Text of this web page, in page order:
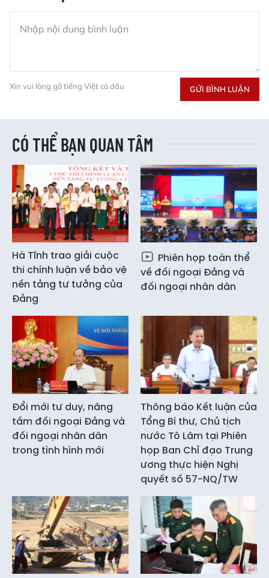
Xin vui lòng gõ tiếng Việt có dấu GỬI BÌNH LUẬN
CÓ THỂ BẠN QUAN TÂM
Hà Tĩnh trao giải cuộc
thi chính luận về bảo vệ
nền tảng tư tưởng của
Đảng
Phiên họp toàn thể
về đối ngoại Đảng và
đối ngoại nhân dân
Đổi mới tư duy, nâng
tầm đối ngoại Đảng và
đối ngoại nhân dân
trong tình hình mới
Thông báo Kết luận của
Tổng Bí thư, Chủ tịch
nước Tô Lâm tại Phiên
họp Ban Chỉ đạo Trung
ương thực hiện Nghị
quyết số 57-NQ/TW